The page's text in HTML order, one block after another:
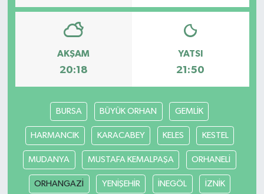
AKŞAM
20:18
YATSI
21:50
BURSA BÜYÜK ORHAN GEMLİK
HARMANCIK KARACABEY KELES KESTEL
MUDANYA MUSTAFA KEMALPAŞA ORHANELİ
ORHANGAZİ YENİŞEHİR İNEGÖL İZNİK